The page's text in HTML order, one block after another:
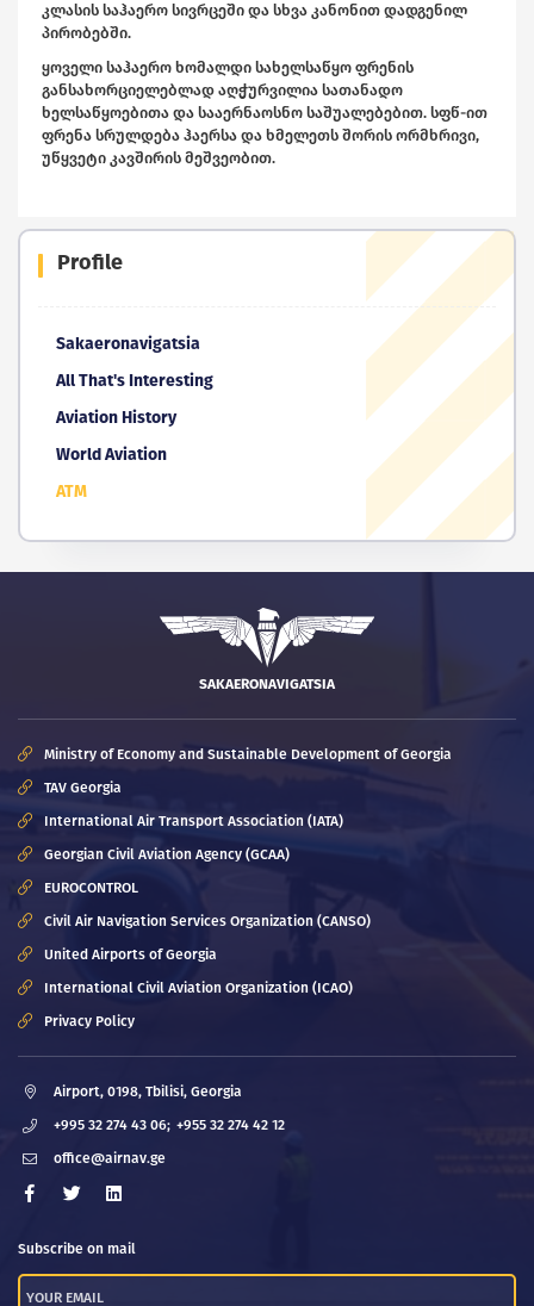
Profile
Sakaeronavigatsia
All That's Interesting
Aviation History
World Aviation
ATM
კლასის საჰაერო სივრცეში და სხვა კანონით დადგენილ
პირობებში.
ყოველი საჰაერო ხომალდი სახელსაწყო ფრენის
განსახორციელებლად აღჭურვილია სათანადო
ხელსაწყოებითა და სააერნაოსნო საშუალებებით. სფწ-ით
ფრენა სრულდება ჰაერსა და ხმელეთს შორის ორმხრივი,
უწყვეტი კავშირის მეშვეობით.
SAKAERONAVIGATSIA
Ministry of Economy and Sustainable Development of Georgia
TAV Georgia
International Air Transport Association (IATA)
Georgian Civil Aviation Agency (GCAA)
EUROCONTROL
Civil Air Navigation Services Organization (CANSO)
United Airports of Georgia
International Civil Aviation Organization (ICAO)
Privacy Policy
Airport, 0198, Tbilisi, Georgia
+995 32 274 43 06; +955 32 274 42 12
office@airnav.ge
Subscribe on mail